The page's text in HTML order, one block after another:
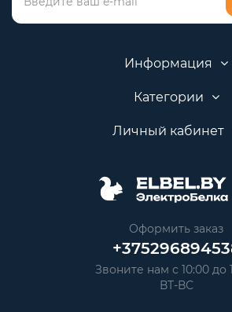
Информация
Категории
Личный кабинет
Оформить заказ
Звоните нам с 10:00 до
ВТ-ВС